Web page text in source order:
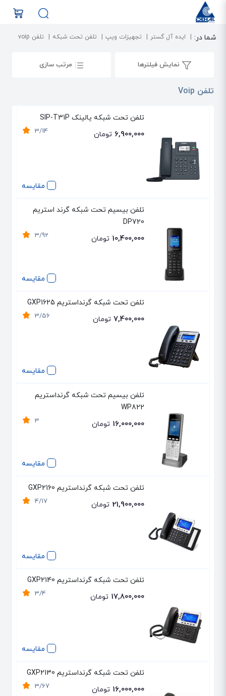
شما در: ایده آل گستر تجهیزات ویپ تلفن تحت شبکه تلفن voip
نمایش فیلترها
تلفن Voip
مقایسه
تلفن تحت شبکه یالینک SIP-T31P
3/14 6,900,000 تومان
مقایسه
تلفن بیسیم تحت شبکه گرند استریم
DP720
3/92 10,400,000 تومان
مقایسه
تلفن تحت شبکه گرنداستریم GXP1625
3/56 7,400,000 تومان
مقایسه
تلفن بیسیم تحت شبکه گرنداستریم
WP822
3 16,000,000 تومان
مقایسه
تلفن تحت شبکه گرنداستریم GXP2160
4/17 21,900,000 تومان
مقایسه
تلفن تحت شبکه گرنداستریم GXP2140
3/4 17,800,000 تومان
تلفن تحت شبکه گرنداستریم GXP2130
3/67 16,000,000 تومان